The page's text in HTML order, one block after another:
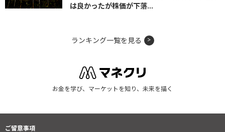
は良かったが株価が下落...
ランキング一覧を見る
お金を学び、マーケットを知り、未来を描く
ご留意事項